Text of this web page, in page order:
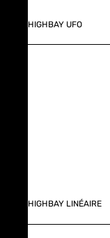
HIGHBAY UFO
HIGHBAY LINÉAIRE